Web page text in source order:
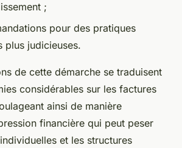
;
pour des pratiques
plus judicieuses.
de cette démarche se traduisent
considérables sur les factures
ainsi de manière
financière qui peut peser
et les structures